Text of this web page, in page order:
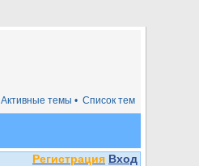
Список тем
Активные темы •
Регистрация Вход